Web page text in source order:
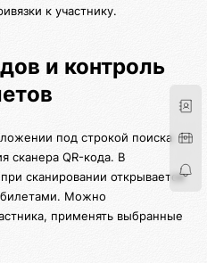
к участнику.
и контроль
под строкой поиска
сканера QR-кода. В
сканировании открывается
билетами. Можно
применять выбранные